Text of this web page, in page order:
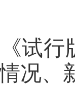
试行
况、